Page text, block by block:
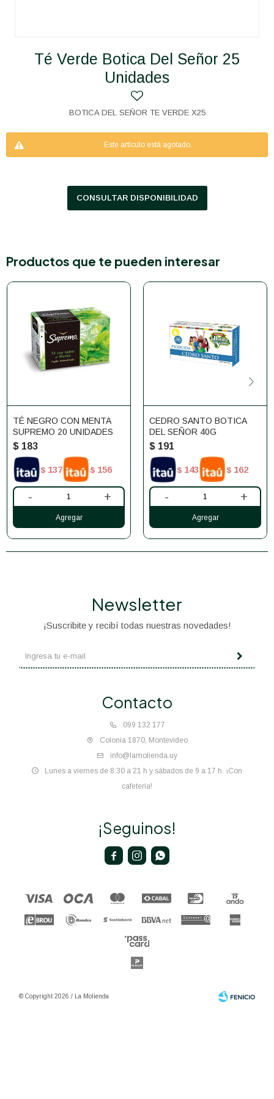
Té Verde Botica Del Señor 25
Unidades
BOTICA DEL SEÑOR TE VERDE X25
Este artículo está agotado.
CONSULTAR DISPONIBILIDAD
Productos que te pueden interesar
TÉ NEGRO CON MENTA
SUPREMO 20 UNIDADES
$ 183
$ 137 $ 156
- +
CEDRO SANTO BOTICA
DEL SEÑOR 40G
$ 191
$ 143 $ 162
- +
Contacto
099 132 177
Colonia 1870, Montevideo
info@lamolienda.uy
Lunes a viernes de 8:30 a 21 h y sábados de 9 a 17 h. ¡Con
cafetería!
Newsletter
¡Suscribite y recibí todas nuestras novedades!
¡Seguinos!
  
© Copyright 2026 / La Molienda